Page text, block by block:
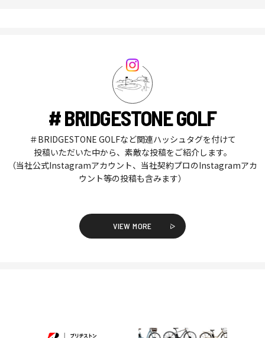
# BRIDGESTONE GOLF
＃BRIDGESTONE GOLFなど関連ハッシュタグを付けて
投稿いただいた中から、素敵な投稿をご紹介します。
（当社公式Instagramアカウント、当社契約プロのInstagramアカ
ウント等の投稿も含みます）
VIEW MORE